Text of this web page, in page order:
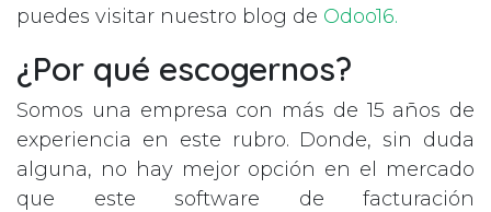
puedes visitar nuestro blog de Odoo16.
¿Por qué escogernos?
Somos una empresa con más de 15 años de
experiencia en este rubro. Donde, sin duda
alguna, no hay mejor opción en el mercado
que este software de facturación